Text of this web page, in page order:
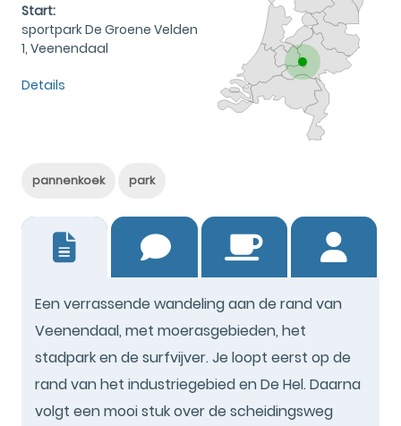
Start:
sportpark De Groene Velden
1, Veenendaal
Details
pannenkoek park
Een verrassende wandeling aan de rand van
Veenendaal, met moerasgebieden, het
stadpark en de surfvijver. Je loopt eerst op de
rand van het industriegebied en De Hel. Daarna
volgt een mooi stuk over de scheidingsweg